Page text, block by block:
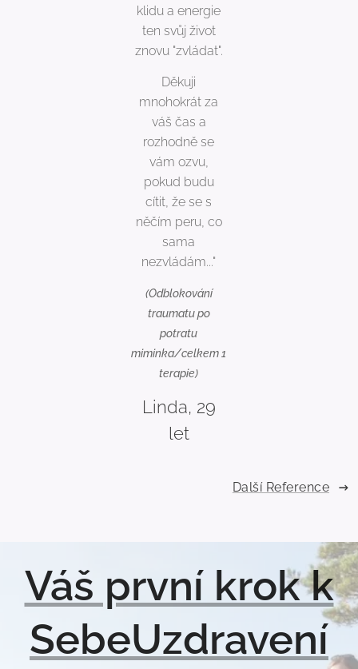
klidu a energie
ten svůj život
znovu "zvládat".
Děkuji
mnohokrát za
váš čas a
rozhodně se
vám ozvu,
pokud budu
cítit, že se s
něčím peru, co
sama
nezvládám..."
(Odblokování
traumatu po
potratu
miminka/celkem 1
terapie)
Linda, 29
let
Další Reference
Váš první krok k
SebeUzdravení